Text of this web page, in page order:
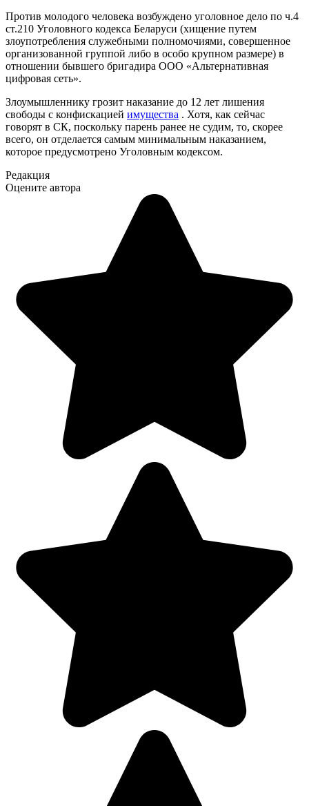
Против молодого человека возбуждено уголовное дело по ч.4
ст.210 Уголовного кодекса Беларуси (хищение путем
злоупотребления служебными полномочиями, совершенное
организованной группой либо в особо крупном размере) в
отношении бывшего бригадира ООО «Альтернативная
цифровая сеть».
Злоумышленнику грозит наказание до 12 лет лишения
свободы с конфискацией имущества . Хотя, как сейчас
говорят в СК, поскольку парень ранее не судим, то, скорее
всего, он отделается самым минимальным наказанием,
которое предусмотрено Уголовным кодексом.
Редакция
Оцените автора